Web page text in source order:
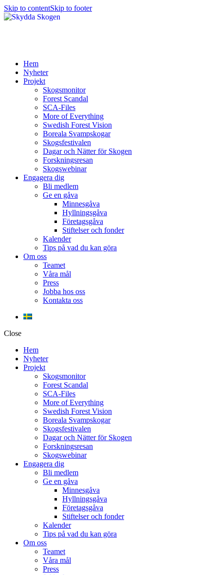
Skip to contentSkip to footer
Hem
Nyheter
Projekt
Skogsmonitor
Forest Scandal
SCA-Files
More of Everything
Swedish Forest Vision
Boreala Svampskogar
Skogsfestivalen
Dagar och Nätter för Skogen
Forskningsresan
Skogswebinar
Engagera dig
Bli medlem
Ge en gåva
Minnesgåva
Hyllningsgåva
Företagsgåva
Stiftelser och fonder
Kalender
Tips på vad du kan göra
Om oss
Teamet
Våra mål​
Press
Jobba hos oss
Kontakta oss
Close
Hem
Nyheter
Projekt
Skogsmonitor
Forest Scandal
SCA-Files
More of Everything
Swedish Forest Vision
Boreala Svampskogar
Skogsfestivalen
Dagar och Nätter för Skogen
Forskningsresan
Skogswebinar
Engagera dig
Bli medlem
Ge en gåva
Minnesgåva
Hyllningsgåva
Företagsgåva
Stiftelser och fonder
Kalender
Tips på vad du kan göra
Om oss
Teamet
Våra mål​
Press